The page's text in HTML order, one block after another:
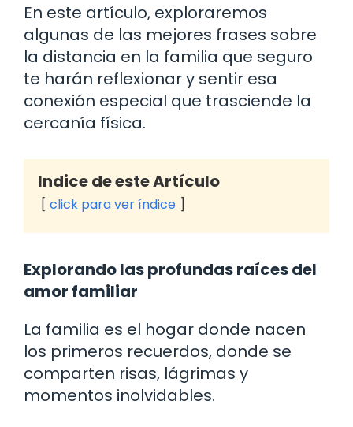
En este artículo, exploraremos
algunas de las mejores frases sobre
la distancia en la familia que seguro
te harán reflexionar y sentir esa
conexión especial que trasciende la
cercanía física.
Indice de este Artículo
click para ver índice
Explorando las profundas raíces del
amor familiar
La familia es el hogar donde nacen
los primeros recuerdos, donde se
comparten risas, lágrimas y
momentos inolvidables.